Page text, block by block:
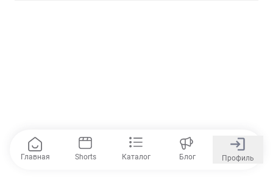
Главная Shorts Каталог Блог Профиль